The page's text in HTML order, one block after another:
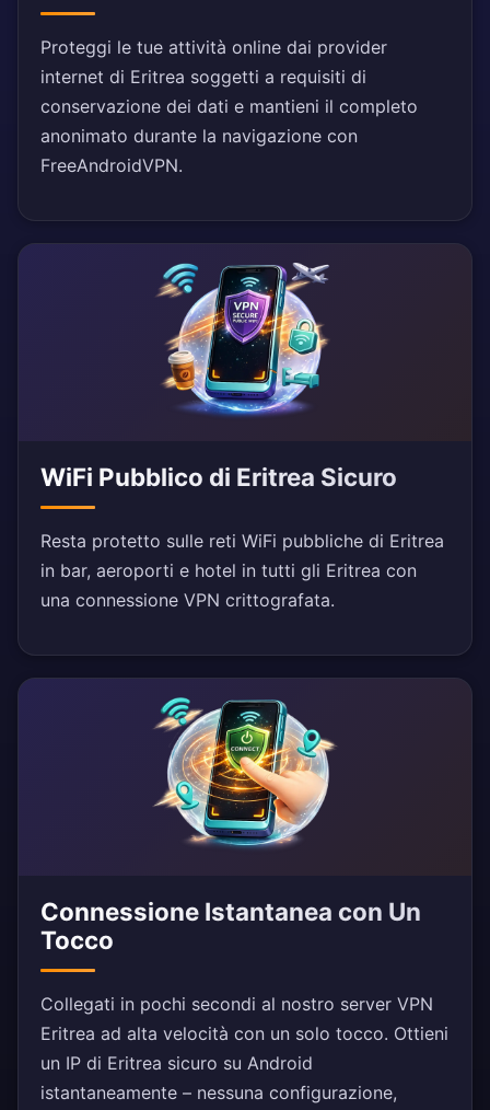
Proteggi le tue attività online dai provider
internet di Eritrea soggetti a requisiti di
conservazione dei dati e mantieni il completo
anonimato durante la navigazione con
FreeAndroidVPN.
WiFi Pubblico di Eritrea Sicuro
Resta protetto sulle reti WiFi pubbliche di Eritrea
in bar, aeroporti e hotel in tutti gli Eritrea con
una connessione VPN crittografata.
Connessione Istantanea con Un
Tocco
Collegati in pochi secondi al nostro server VPN
Eritrea ad alta velocità con un solo tocco. Ottieni
un IP di Eritrea sicuro su Android
istantaneamente – nessuna configurazione,